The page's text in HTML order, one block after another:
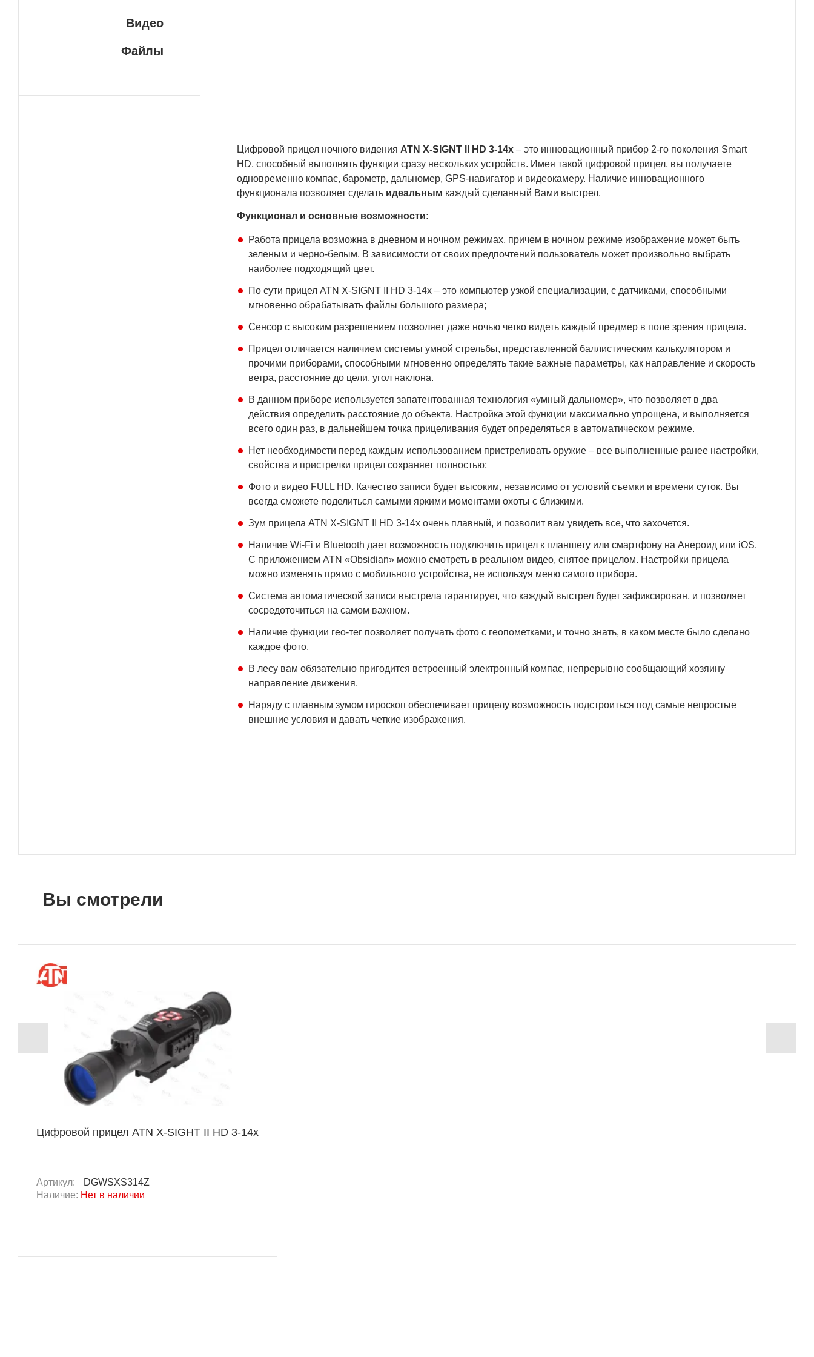
Видео
Файлы
Цифровой прицел ночного видения ATN X-SIGNT II HD 3-14x – это инновационный прибор 2-го поколения Smart
HD, способный выполнять функции сразу нескольких устройств. Имея такой цифровой прицел, вы получаете
одновременно компас, барометр, дальномер, GPS-навигатор и видеокамеру. Наличие инновационного
функционала позволяет сделать идеальным каждый сделанный Вами выстрел.
Функционал и основные возможности:
Работа прицела возможна в дневном и ночном режимах, причем в ночном режиме изображение может быть
зеленым и черно-белым. В зависимости от своих предпочтений пользователь может произвольно выбрать
наиболее подходящий цвет.
По сути прицел ATN X-SIGNT II HD 3-14x – это компьютер узкой специализации, с датчиками, способными
мгновенно обрабатывать файлы большого размера;
Сенсор с высоким разрешением позволяет даже ночью четко видеть каждый предмер в поле зрения прицела.
Прицел отличается наличием системы умной стрельбы, представленной баллистическим калькулятором и
прочими приборами, способными мгновенно определять такие важные параметры, как направление и скорость
ветра, расстояние до цели, угол наклона.
В данном приборе используется запатентованная технология «умный дальномер», что позволяет в два
действия определить расстояние до объекта. Настройка этой функции максимально упрощена, и выполняется
всего один раз, в дальнейшем точка прицеливания будет определяться в автоматическом режиме.
Нет необходимости перед каждым использованием пристреливать оружие – все выполненные ранее настройки,
свойства и пристрелки прицел сохраняет полностью;
Фото и видео FULL HD. Качество записи будет высоким, независимо от условий съемки и времени суток. Вы
всегда сможете поделиться самыми яркими моментами охоты с близкими.
Зум прицела ATN X-SIGNT II HD 3-14x очень плавный, и позволит вам увидеть все, что захочется.
Наличие Wi-Fi и Bluetooth дает возможность подключить прицел к планшету или смартфону на Анероид или iOS.
С приложением ATN «Obsidian» можно смотреть в реальном видео, снятое прицелом. Настройки прицела
можно изменять прямо с мобильного устройства, не используя меню самого прибора.
Система автоматической записи выстрела гарантирует, что каждый выстрел будет зафиксирован, и позволяет
сосредоточиться на самом важном.
Наличие функции гео-тег позволяет получать фото с геопометками, и точно знать, в каком месте было сделано
каждое фото.
В лесу вам обязательно пригодится встроенный электронный компас, непрерывно сообщающий хозяину
направление движения.
Наряду с плавным зумом гироскоп обеспечивает прицелу возможность подстроиться под самые непростые
внешние условия и давать четкие изображения.
Вы смотрели
Цифровой прицел ATN X-SIGHT II HD 3-14x
Артикул:
DGWSXS314Z
Наличие: Нет в наличии